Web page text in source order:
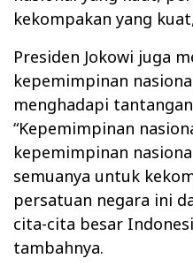
kekompakan yang
Presiden Jokowi juga
kepemimpinan
menghadapi
“Kepemimpinan
kepemimpinan
semuanya untuk
persatuan negara ini
cita-cita besar
tambahnya.